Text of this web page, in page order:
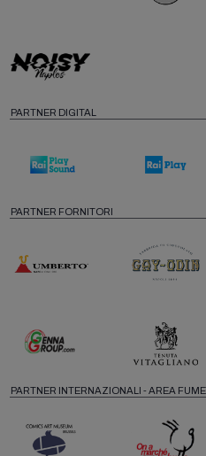
PARTNER DIGITAL
PARTNER FORNITORI
PARTNER INTERNAZIONALI - AREA